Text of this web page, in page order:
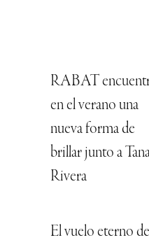
RABAT
en el verano una
nueva forma de
brillar junto a
Rivera
El vuelo eterno